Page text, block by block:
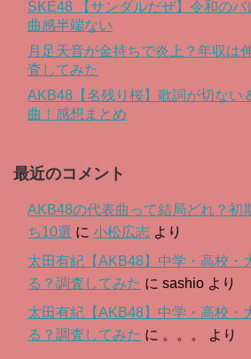
SKE48 【サンダルだぜ】令和の
曲感半端ない
月足天音が金持ちで炎上？年収は
査してみた
AKB48【名残り桜】歌詞が切ない
曲！感想まとめ
最近のコメント
AKB48の代表曲って結局どれ？初
ち10選 に 小松広志 より
太田有紀【AKB48】中学・高校・
る？調査してみた に sashio より
太田有紀【AKB48】中学・高校・
る？調査してみた に 。。。 より